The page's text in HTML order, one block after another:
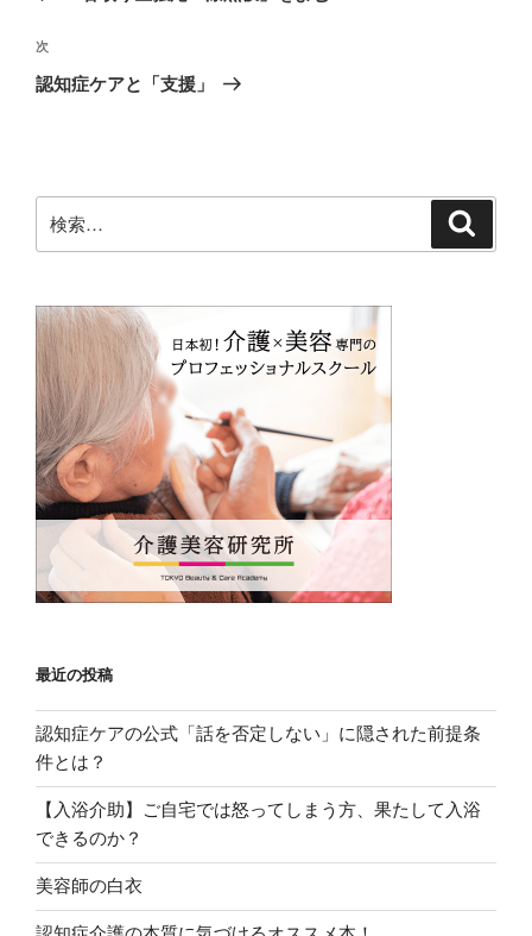
ナ
ビ
ゲ
ン
稿
次
の
次
認知症ケアと「支援」
索:
最近の投稿
認知症ケアの公式「話を否定しない」に隠された前提条
件とは？
【入浴介助】ご自宅では怒ってしまう方、果たして入浴
できるのか？
美容師の白衣